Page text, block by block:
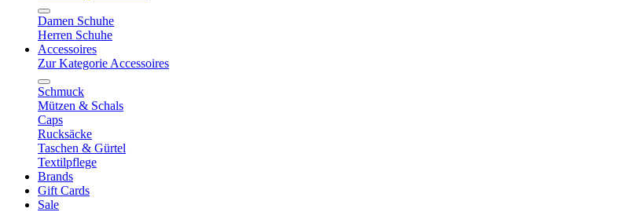
Damen Schuhe
Herren Schuhe
Accessoires
Zur Kategorie Accessoires
Schmuck
Mützen & Schals
Caps
Rucksäcke
Taschen & Gürtel
Textilpflege
Brands
Gift Cards
Sale